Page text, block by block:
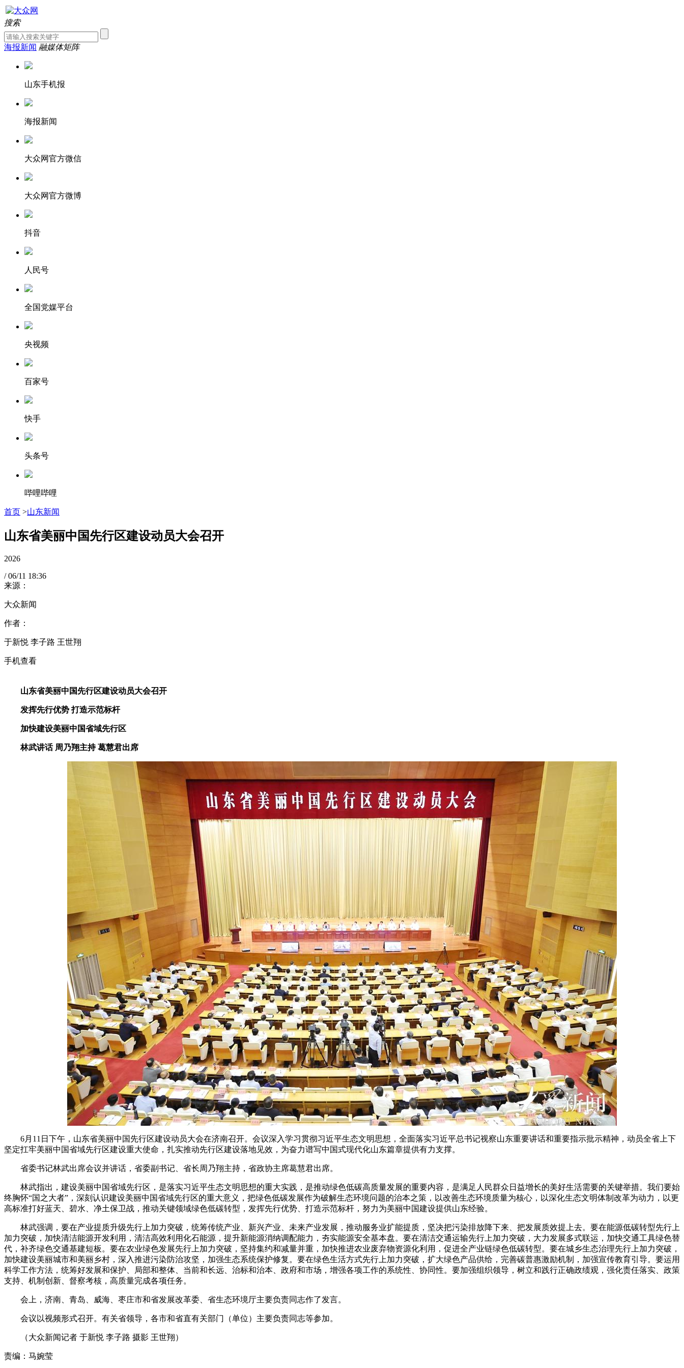
搜索
海报新闻 融媒体矩阵
山东手机报
海报新闻
大众网官方微信
大众网官方微博
抖音
人民号
全国党媒平台
央视频
百家号
快手
头条号
哔哩哔哩
首页 >山东新闻
山东省美丽中国先行区建设动员大会召开
2026
/ 06/11 18:36
来源：
大众新闻
作者：
于新悦 李子路 王世翔
手机查看
山东省美丽中国先行区建设动员大会召开
发挥先行优势 打造示范标杆
加快建设美丽中国省域先行区
林武讲话 周乃翔主持 葛慧君出席
6月11日下午，山东省美丽中国先行区建设动员大会在济南召开。会议深入学习贯彻习近平生态文明思想，全面落实习近平总书记视察山东重要讲话和重要指示批示精神，动员全省上下
坚定扛牢美丽中国省域先行区建设重大使命，扎实推动先行区建设落地见效，为奋力谱写中国式现代化山东篇章提供有力支撑。
省委书记林武出席会议并讲话，省委副书记、省长周乃翔主持，省政协主席葛慧君出席。
林武指出，建设美丽中国省域先行区，是落实习近平生态文明思想的重大实践，是推动绿色低碳高质量发展的重要内容，是满足人民群众日益增长的美好生活需要的关键举措。我们要始
终胸怀“国之大者”，深刻认识建设美丽中国省域先行区的重大意义，把绿色低碳发展作为破解生态环境问题的治本之策，以改善生态环境质量为核心，以深化生态文明体制改革为动力，以更
高标准打好蓝天、碧水、净土保卫战，推动关键领域绿色低碳转型，发挥先行优势、打造示范标杆，努力为美丽中国建设提供山东经验。
林武强调，要在产业提质升级先行上加力突破，统筹传统产业、新兴产业、未来产业发展，推动服务业扩能提质，坚决把污染排放降下来、把发展质效提上去。要在能源低碳转型先行上
加力突破，加快清洁能源开发利用，清洁高效利用化石能源，提升新能源消纳调配能力，夯实能源安全基本盘。要在清洁交通运输先行上加力突破，大力发展多式联运，加快交通工具绿色替
代，补齐绿色交通基建短板。要在农业绿色发展先行上加力突破，坚持集约和减量并重，加快推进农业废弃物资源化利用，促进全产业链绿色低碳转型。要在城乡生态治理先行上加力突破，
加快建设美丽城市和美丽乡村，深入推进污染防治攻坚，加强生态系统保护修复。要在绿色生活方式先行上加力突破，扩大绿色产品供给，完善碳普惠激励机制，加强宣传教育引导。要运用
科学工作方法，统筹好发展和保护、局部和整体、当前和长远、治标和治本、政府和市场，增强各项工作的系统性、协同性。要加强组织领导，树立和践行正确政绩观，强化责任落实、政策
支持、机制创新、督察考核，高质量完成各项任务。
会上，济南、青岛、威海、枣庄市和省发展改革委、省生态环境厅主要负责同志作了发言。
会议以视频形式召开。有关省领导，各市和省直有关部门（单位）主要负责同志等参加。
（大众新闻记者 于新悦 李子路 摄影 王世翔）
责编：马婉莹